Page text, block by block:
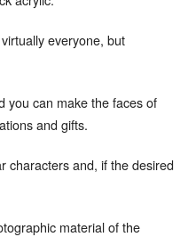
everyone, but
you can make the faces of
and gifts.
characters and, if the desired
material of the